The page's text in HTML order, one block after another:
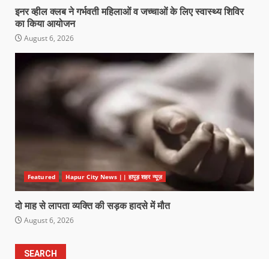
इनर व्हील क्लब ने गर्भवती महिलाओं व जच्चाओं के लिए स्वास्थ्य शिविर
का किया आयोजन
August 6, 2026
Featured Hapur City News || हापुड़ शहर न्यूज़
दो माह से लापता व्यक्ति की सड़क हादसे में मौत
August 6, 2026
SEARCH